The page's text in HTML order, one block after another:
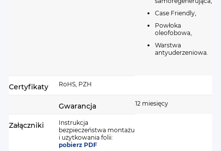
Case Friendly,
Powłoka
oleofobowa,
Warstwa
antyuderzeniowa.
Certyfikaty RoHS, PZH
Gwarancja 12 miesięcy
Załączniki
Instrukcja
bezpieczeństwa montażu
i użytkowania folii:
pobierz PDF